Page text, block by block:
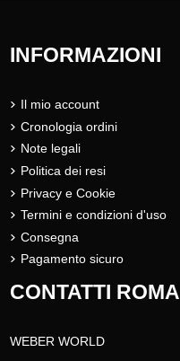
INFORMAZIONI
Il mio account
Cronologia ordini
Note legali
Politica dei resi
Privacy e Cookie
Termini e condizioni d'uso
Consegna
Pagamento sicuro
CONTATTI ROMA
WEBER WORLD